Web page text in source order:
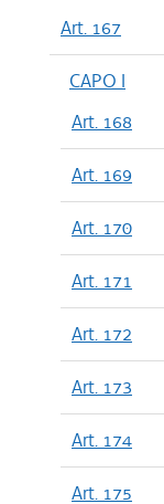
Art. 167
CAPO I
Art. 168
Art. 169
Art. 170
Art. 171
Art. 172
Art. 173
Art. 174
Art. 175